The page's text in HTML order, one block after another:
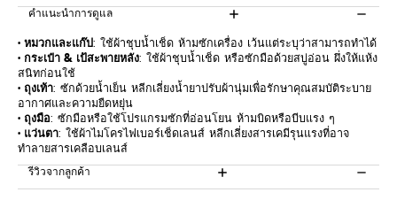
คำแนะนำการดูแล
• หมวกและแก๊ป: ใช้ผ้าชุบน้ำเช็ด ห้ามซักเครื่อง เว้นแต่ระบุว่าสามารถทำได้
• กระเป๋า & เป้สะพายหลัง: ใช้ผ้าชุบน้ำเช็ด หรือซักมือด้วยสบู่อ่อน ผึ่งให้แห้ง
สนิทก่อนใช้
• ถุงเท้า: ซักด้วยน้ำเย็น หลีกเลี่ยงน้ำยาปรับผ้านุ่มเพื่อรักษาคุณสมบัติระบาย
อากาศและความยืดหยุ่น
• ถุงมือ: ซักมือหรือใช้โปรแกรมซักที่อ่อนโยน ห้ามบิดหรือบีบแรง ๆ
• แว่นตา: ใช้ผ้าไมโครไฟเบอร์เช็ดเลนส์ หลีกเลี่ยงสารเคมีรุนแรงที่อาจ
ทำลายสารเคลือบเลนส์
รีวิวจากลูกค้า